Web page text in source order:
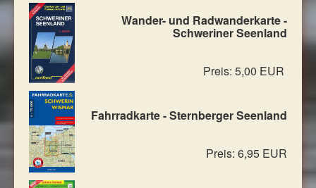
Wander- und Radwanderkarte -
Schweriner Seenland
Preis: 5,00 EUR
Fahrradkarte - Sternberger Seenland
Preis: 6,95 EUR